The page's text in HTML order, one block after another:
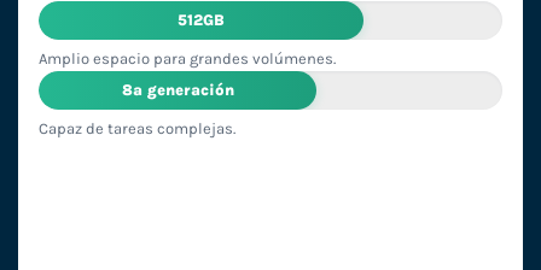
512GB
Amplio espacio para grandes volúmenes.
8ª generación
Capaz de tareas complejas.